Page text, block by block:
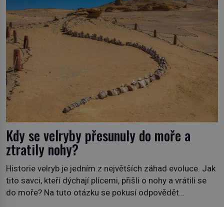
Kdy se velryby přesunuly do moře a
ztratily nohy?
Historie velryb je jedním z největších záhad evoluce. Jak
tito savci, kteří dýchají plícemi, přišli o nohy a vrátili se
do moře? Na tuto otázku se pokusí odpovědět